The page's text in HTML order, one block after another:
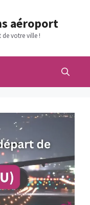
aéroport
de votre ville !